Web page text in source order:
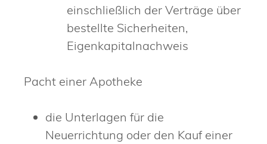
einschließlich der Verträge über
bestellte Sicherheiten,
Eigenkapitalnachweis
Pacht einer Apotheke
die Unterlagen für die
Neuerrichtung oder den Kauf einer